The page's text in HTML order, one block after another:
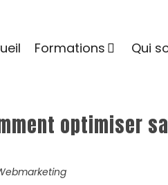
Formations Qui
optimiser